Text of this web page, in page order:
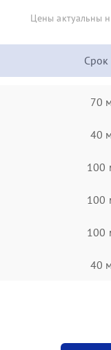
Цены актуальны
Срок
70
40
100
100
100
40